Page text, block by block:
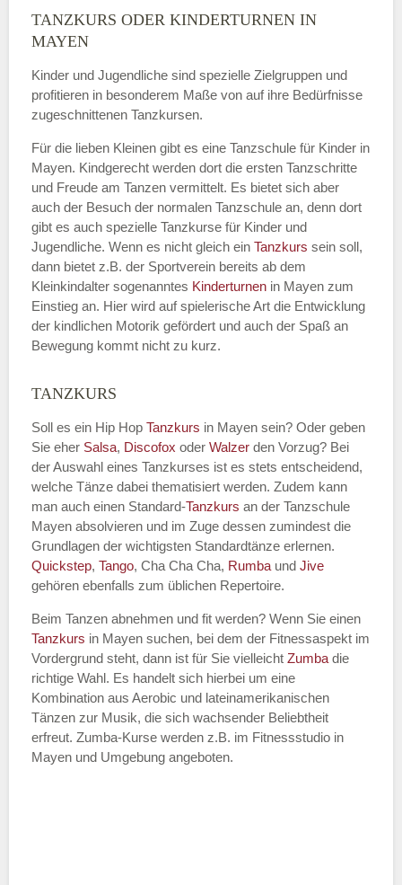
E-Mail*
Name der Tanzschule
Kontakt E-Mail
Name des Tanzkurs
Tanzart*
TANZKURS ODER KINDERTURNEN IN
MAYEN
Kinder und Jugendliche sind spezielle Zielgruppen und
profitieren in besonderem Maße von auf ihre Bedürfnisse
zugeschnittenen Tanzkursen.
Für die lieben Kleinen gibt es eine Tanzschule für Kinder in
Mayen. Kindgerecht werden dort die ersten Tanzschritte
und Freude am Tanzen vermittelt. Es bietet sich aber
auch der Besuch der normalen Tanzschule an, denn dort
gibt es auch spezielle Tanzkurse für Kinder und
Jugendliche. Wenn es nicht gleich ein Tanzkurs sein soll,
dann bietet z.B. der Sportverein bereits ab dem
Kleinkindalter sogenanntes Kinderturnen in Mayen zum
Einstieg an. Hier wird auf spielerische Art die Entwicklung
der kindlichen Motorik gefördert und auch der Spaß an
Bewegung kommt nicht zu kurz.
TANZKURS
Soll es ein Hip Hop Tanzkurs in Mayen sein? Oder geben
Sie eher Salsa, Discofox oder Walzer den Vorzug? Bei
der Auswahl eines Tanzkurses ist es stets entscheidend,
welche Tänze dabei thematisiert werden. Zudem kann
man auch einen Standard-Tanzkurs an der Tanzschule
Mayen absolvieren und im Zuge dessen zumindest die
Grundlagen der wichtigsten Standardtänze erlernen.
Quickstep, Tango, Cha Cha Cha, Rumba und Jive
gehören ebenfalls zum üblichen Repertoire.
Beim Tanzen abnehmen und fit werden? Wenn Sie einen
Tanzkurs in Mayen suchen, bei dem der Fitnessaspekt im
Vordergrund steht, dann ist für Sie vielleicht Zumba die
richtige Wahl. Es handelt sich hierbei um eine
Kombination aus Aerobic und lateinamerikanischen
Tänzen zur Musik, die sich wachsender Beliebtheit
erfreut. Zumba-Kurse werden z.B. im Fitnessstudio in
Mayen und Umgebung angeboten.